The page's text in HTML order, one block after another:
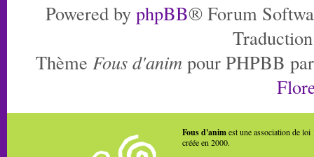
Powered by phpBB® Forum
Thème Fous d'anim pour PHPBB
Fous d'animest une association de loi
créée en 2000.